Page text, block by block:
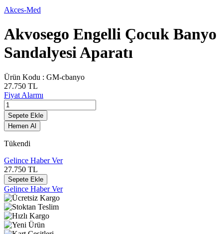
Akces-Med
Akvosego Engelli Çocuk Banyo
Sandalyesi Aparatı
Ürün Kodu : GM-cbanyo
27.750 TL
Fiyat Alarmı
Sepete Ekle
Hemen Al
Tükendi
Gelince Haber Ver
27.750 TL
Sepete Ekle
Gelince Haber Ver